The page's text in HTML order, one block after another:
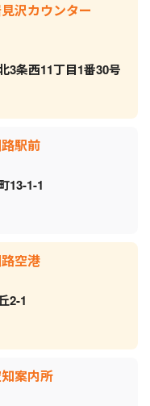
沢カウンター
3条西11丁目1番30号
駅前
13-1-1
空港
2-1
案内所